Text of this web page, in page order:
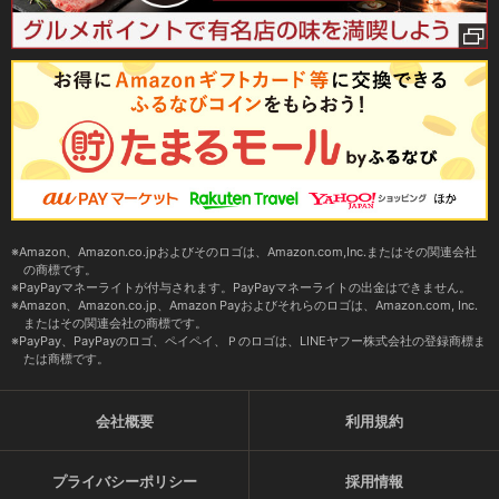
Amazon、Amazon.co.jpおよびそのロゴは、Amazon.com,Inc.またはその関連会社
の商標です。
PayPayマネーライトが付与されます。PayPayマネーライトの出金はできません。
Amazon、Amazon.co.jp、Amazon Payおよびそれらのロゴは、Amazon.com, Inc.
またはその関連会社の商標です。
PayPay、PayPayのロゴ、ペイペイ、Ｐのロゴは、LINEヤフー株式会社の登録商標ま
たは商標です。
会社概要 利用規約
プライバシーポリシー 採用情報